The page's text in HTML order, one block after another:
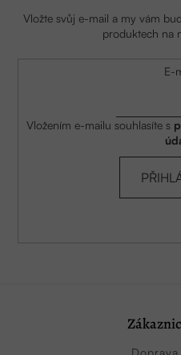
Vložte svůj e-mail a my vám
produktech na
E-
Vložením e-mailu souhlasíte s